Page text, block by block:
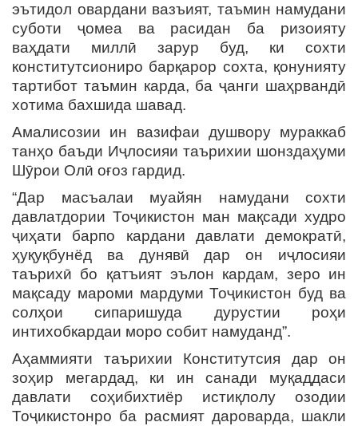
эътидол овардани вазъият, таъмин намудани
суботи ҷомеа ва расидан ба ризоияту
ваҳдати миллӣ зарур буд, ки сохти
конститутсиониро барқарор сохта, қонунияту
тартибот таъмин карда, ба ҷанги шаҳрвандӣ
хотима бахшида шавад.
Амалисозии ин вазифаи душвору мураккаб
танҳо баъди Иҷлосияи таърихии шонздаҳуми
Шӯрои Олӣ оғоз гардид.
“Дар масъалаи муайян намудани сохти
давлатдории Тоҷикистон ман мақсади худро
ҷиҳати барпо кардани давлати демократӣ,
ҳуқуқбунёд ва дунявӣ дар он иҷлосияи
таърихӣ бо қатъият эълон кардам, зеро ин
мақсаду мароми мардуми Тоҷикистон буд ва
солҳои сипаришуда дурустии роҳи
интихобкардаи моро собит намуданд”.
Аҳаммияти таърихии Конститутсия дар он
зоҳир мегардад, ки ин санади муқаддаси
давлати соҳибихтиёр истиқлолу озодии
Тоҷикистонро ба расмият дароварда, шакли